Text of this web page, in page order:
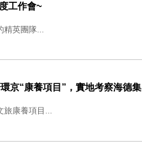
工作會~
英團隊...
目”，實地考察海德集團御龍谷文旅康養項目~
康養項目...